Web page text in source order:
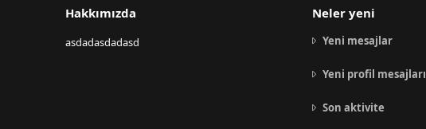
Hakkımızda
asdadasdadasd
Neler yeni
Yeni mesajlar
Yeni profil mesajları
Son aktivite